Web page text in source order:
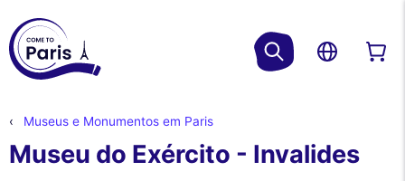
Museus e Monumentos em Paris
Museu do Exército - Invalides